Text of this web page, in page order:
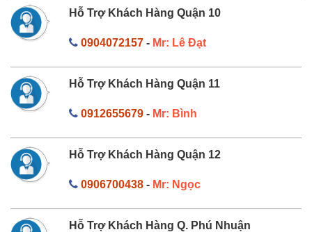
Hỗ Trợ Khách Hàng Quận 10
0904072157- Mr: Lê Đạt
Hỗ Trợ Khách Hàng Quận 11
0912655679- Mr: Bình
Hỗ Trợ Khách Hàng Quận 12
0906700438- Mr: Ngọc
Hỗ Trợ Khách Hàng Q. Phú Nhuận